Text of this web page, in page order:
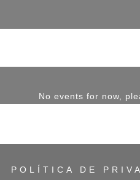
No events for now,
POLÍTICA DE